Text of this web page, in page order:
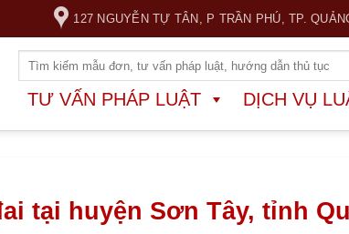
127 NGUYỄN TỰ TÂN, P TRẦN PHÚ, TP.
TƯ VẤN PHÁP LUẬT DỊCH VỤ
tại huyện Sơn Tây, tỉnh